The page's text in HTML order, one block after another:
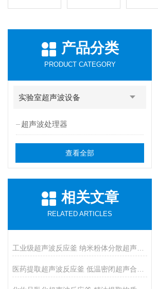
产品分类
PRODUCT CATEGORY
实验室超声波设备
超声波处理器
查看全部
相关文章
RELATED ARTICLES